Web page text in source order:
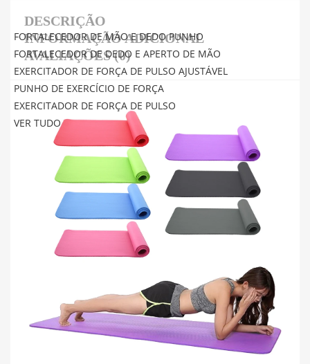
FORTALECEDOR DE MÃO E DEDO PUNHO
FORTALECEDOR DE DEDO E APERTO DE MÃO
EXERCITADOR DE FORÇA DE PULSO AJUSTÁVEL
PUNHO DE EXERCÍCIO DE FORÇA
EXERCITADOR DE FORÇA DE PULSO
VER TUDO
DESCRIÇÃO
INFORMAÇÃO ADICIONAL
AVALIAÇÕES (0)